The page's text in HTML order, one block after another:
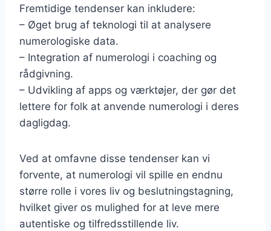
Fremtidige tendenser kan inkludere:
– Øget brug af teknologi til at analysere
numerologiske data.
– Integration af numerologi i coaching og
rådgivning.
– Udvikling af apps og værktøjer, der gør det
lettere for folk at anvende numerologi i deres
dagligdag.
Ved at omfavne disse tendenser kan vi
forvente, at numerologi vil spille en endnu
større rolle i vores liv og beslutningstagning,
hvilket giver os mulighed for at leve mere
autentiske og tilfredsstillende liv.